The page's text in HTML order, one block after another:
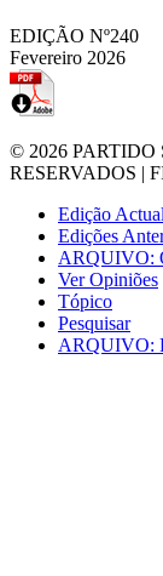
EDIÇÃO Nº240
Fevereiro 2026
© 2026 PARTIDO
RESERVADOS |
Edição Actual
Edições
ARQUIVO:
Ver Opiniões
Tópico
Pesquisar
ARQUIVO: